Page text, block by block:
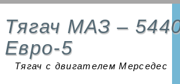
Тягач МАЗ –
Евро-5
Тягач с двигателем Мерседес